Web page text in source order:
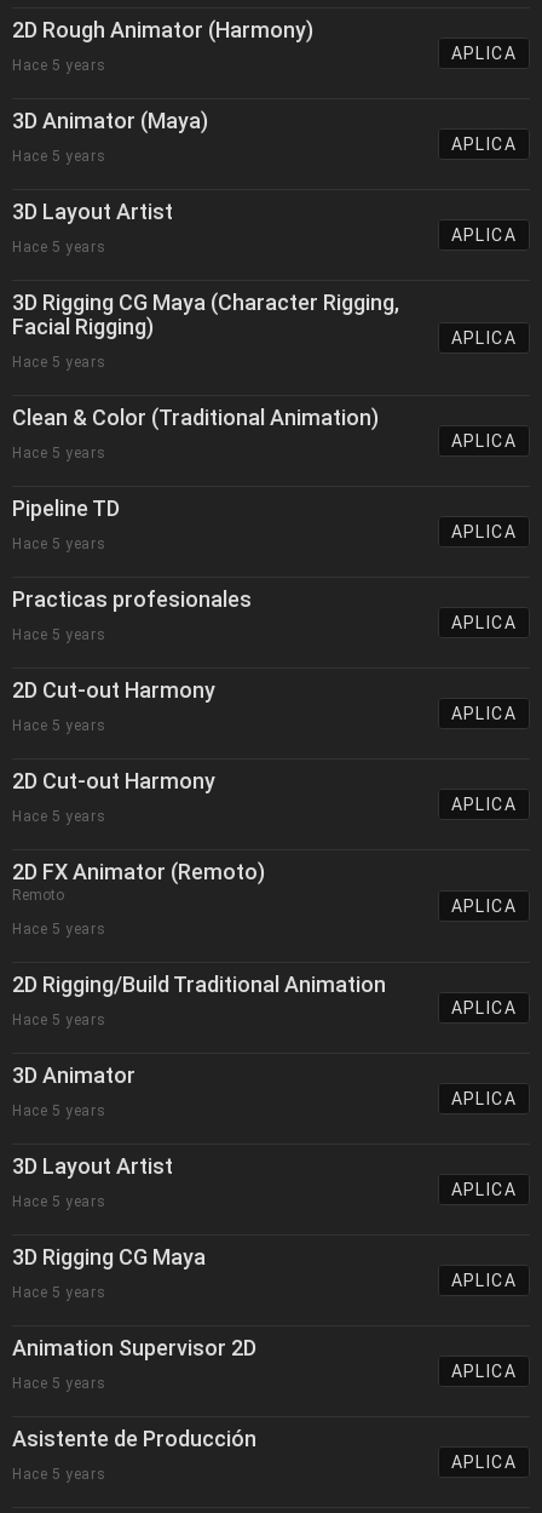
2D Rough Animator (Harmony)
Hace 5 years
APLICA
3D Animator (Maya)
Hace 5 years
APLICA
3D Layout Artist
Hace 5 years
APLICA
3D Rigging CG Maya (Character Rigging,
Facial Rigging)
Hace 5 years
APLICA
Clean & Color (Traditional Animation)
Hace 5 years
APLICA
Pipeline TD
Hace 5 years
APLICA
Practicas profesionales
Hace 5 years
APLICA
2D Cut-out Harmony
Hace 5 years
APLICA
2D Cut-out Harmony
Hace 5 years
APLICA
2D FX Animator (Remoto)
Remoto
Hace 5 years
APLICA
2D Rigging/Build Traditional Animation
Hace 5 years
APLICA
3D Animator
Hace 5 years
APLICA
3D Layout Artist
Hace 5 years
APLICA
3D Rigging CG Maya
Hace 5 years
APLICA
Animation Supervisor 2D
Hace 5 years
APLICA
Asistente de Producción
Hace 5 years
APLICA